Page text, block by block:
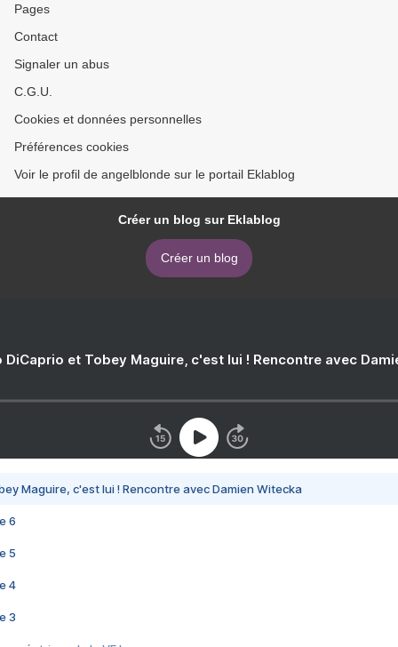
Pages
Contact
Signaler un abus
C.G.U.
Cookies et données personnelles
Préférences cookies
Voir le profil de angelblonde sur le portail Eklablog
Créer un blog sur Eklablog
Créer un blog
DiCaprio et Tobey Maguire, c'est lui ! Rencontre avec
Maguire, c'est lui ! Rencontre avec Damien Witecka
6
5
4
3